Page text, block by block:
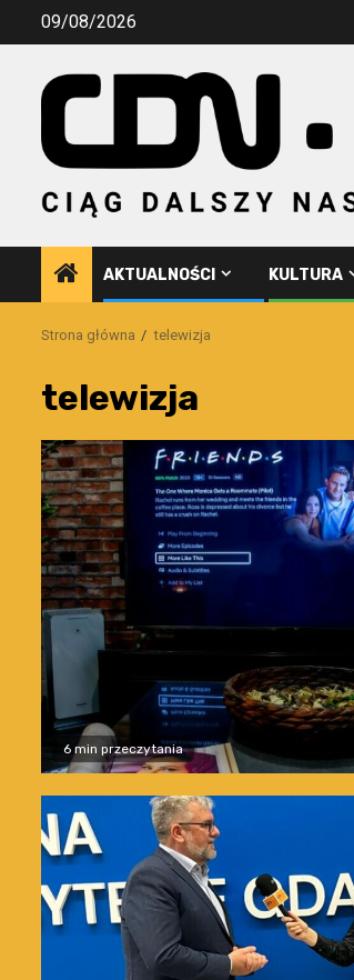
Przejdź09/08/2026
AKTUALNOŚCI KULTURA
Strona główna telewizja
telewizja
6 min przeczytania